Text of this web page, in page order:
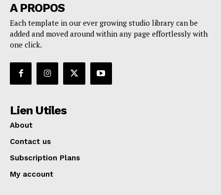
A PROPOS
Each template in our ever growing studio library can be
added and moved around within any page effortlessly with
one click.
Lien Utiles
About
Contact us
Subscription Plans
My account